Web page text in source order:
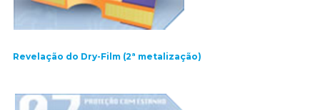
Revelação do Dry-Film (2ª metalização)